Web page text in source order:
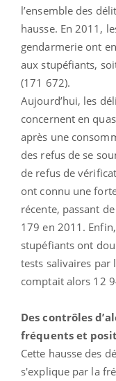
l’ensemble des
hausse. En 2011,
gendarmerie ont
aux stupéfiants,
(171 672).
Aujourd’hui, les
concernent en
après une
des refus de se
de refus de
ont connu une
récente, passant
179 en 2011.
stupéfiants ont
tests salivaires par
comptait alors 12
Des contrôles
fréquents et
Cette hausse des
s'explique par la